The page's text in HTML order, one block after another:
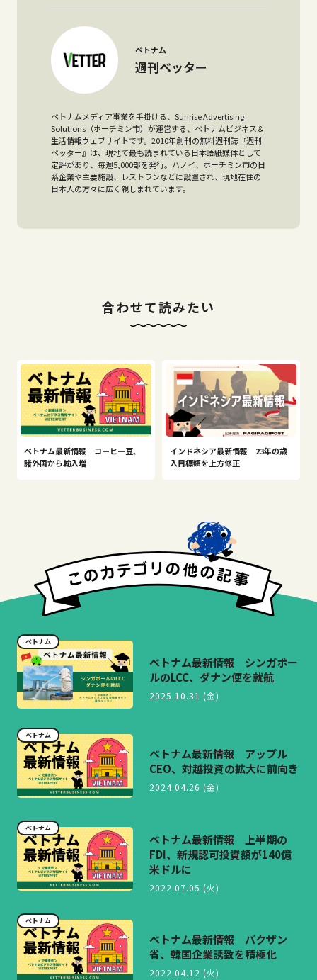
ベトナム
週刊ベッター
ベトナムメディア事業を手掛ける、Sunrise Advertising
Solutions（ホーチミン市）が運営する、ベトナムビジネス＆
生活情報ウェブサイトです。2010年創刊の無料週刊誌『週刊
ベッター』は、現地で最も読まれている日本語紙媒体として
定評があり、毎週5,000部を発行。ハノイ、ホーチミン市の日
系企業や主要施設、レストランなどに設置され、現地在住の
日本人の方々に広く親しまれています。
合わせて読みたい
ベトナム最新情報 コーヒー豆、
諸外国から輸入増
インドネシア最新情報 23年の歳
入目標額を上方修正
ベトナム
ベトナム最新情報 シンガポー
ルのLCC、ダナン便を就航
2025.10.31 (金)
ベトナム
ベトナム最新情報 アップル
CEO、対越投資の拡大に前向き
2024.04.26 (金)
ベトナム
ベトナム最新情報 上半期の
FDI、新規認可投資額が140億
米ドルに
2022.07.05 (火)
ベトナム
ベトナム最新情報 バクザン
省、韓国企業誘致を積極化
2022.04.12 (火)